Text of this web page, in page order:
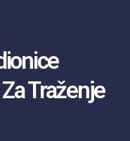
Traženje